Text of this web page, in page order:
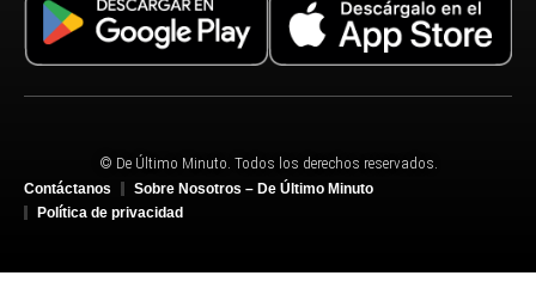
© De Último Minuto. Todos los derechos reservados.
Contáctanos
Sobre Nosotros – De Último Minuto
Política de privacidad